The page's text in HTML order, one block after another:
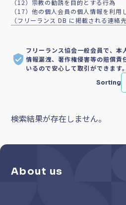
（12）宗教の勧誘を目的とする行為
（17）他の個人会員の個人情報を利
（フリーランス DB に掲載される連絡先
フリーランス協会一般会員で、本
情報漏洩、著作権侵害等の賠償責
いるので安心して取引ができます。
Sorting
検索結果が存在しません。
About us